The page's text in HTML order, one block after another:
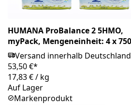
HUMANA ProBalance 2 5HMO,
myPack, Mengeneinheit: 4 x
Versand innerhalb
53,50 €*
17,83 €/ kg
Auf Lager
Markenprodukt